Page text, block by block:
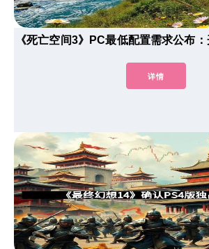
《死亡空间3》PC最低配置需求公布
详情